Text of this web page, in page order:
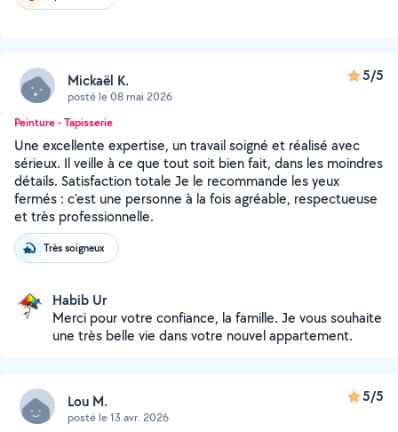
Mickaël K.
posté le 08 mai 2026
5/5
Peinture - Tapisserie
Une excellente expertise, un travail soigné et réalisé avec
sérieux. Il veille à ce que tout soit bien fait, dans les moindres
détails. Satisfaction totale Je le recommande les yeux
fermés : c'est une personne à la fois agréable, respectueuse
et très professionnelle.
Très soigneux
Habib Ur
Merci pour votre confiance, la famille. Je vous souhaite
une très belle vie dans votre nouvel appartement.
Lou M.
posté le 13 avr. 2026
5/5